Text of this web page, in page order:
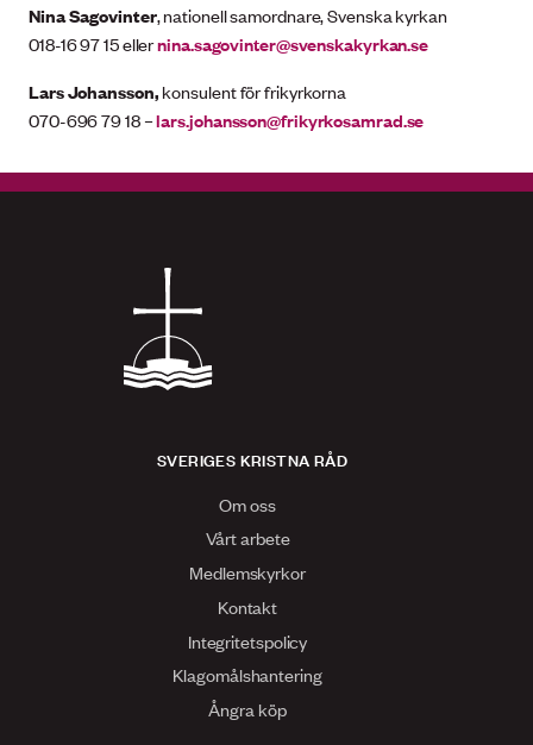
Nina Sagovinter, nationell samordnare, Svenska kyrkan
018-16 97 15 ellernina.sagovinter@svenskakyrkan.se
Lars Johansson,konsulent för frikyrkorna
070-696 79 18 –lars.johansson@frikyrkosamrad.se
SVERIGES KRISTNA RÅD
Om oss
Vårt arbete
Medlemskyrkor
Kontakt
Integritetspolicy
Klagomålshantering
Ångra köp